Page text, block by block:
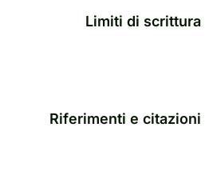
Limiti di scrittura
Riferimenti e citazioni